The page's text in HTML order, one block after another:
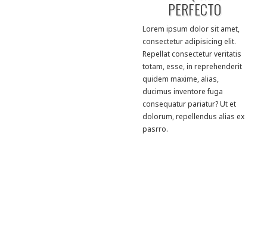
PERFECTO
Lorem ipsum dolor sit amet,
consectetur adipisicing elit.
Repellat consectetur veritatis
totam, esse, in reprehenderit
quidem maxime, alias,
ducimus inventore fuga
consequatur pariatur? Ut et
dolorum, repellendus alias ex
pasrro.